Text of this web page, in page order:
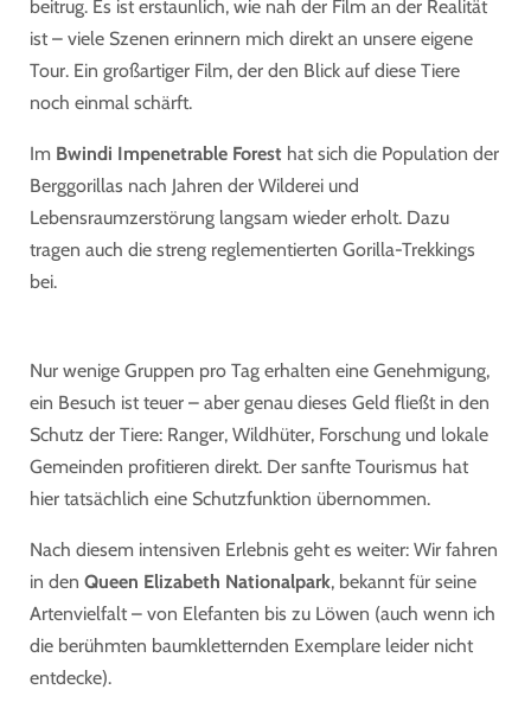
beitrug. Es ist erstaunlich, wie nah der Film an der Realität
ist – viele Szenen erinnern mich direkt an unsere eigene
Tour. Ein großartiger Film, der den Blick auf diese Tiere
noch einmal schärft.
Im Bwindi Impenetrable Forest hat sich die Population der
Berggorillas nach Jahren der Wilderei und
Lebensraumzerstörung langsam wieder erholt. Dazu
tragen auch die streng reglementierten Gorilla-Trekkings
bei.
Nur wenige Gruppen pro Tag erhalten eine Genehmigung,
ein Besuch ist teuer – aber genau dieses Geld fließt in den
Schutz der Tiere: Ranger, Wildhüter, Forschung und lokale
Gemeinden profitieren direkt. Der sanfte Tourismus hat
hier tatsächlich eine Schutzfunktion übernommen.
Nach diesem intensiven Erlebnis geht es weiter: Wir fahren
in den Queen Elizabeth Nationalpark, bekannt für seine
Artenvielfalt – von Elefanten bis zu Löwen (auch wenn ich
die berühmten baumkletternden Exemplare leider nicht
entdecke).